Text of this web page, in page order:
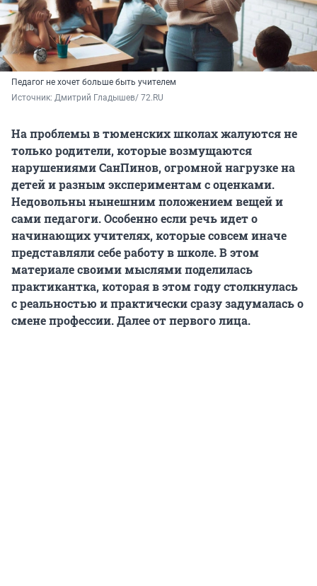
Педагог не хочет больше быть учителем
Источник: Дмитрий Гладышев/ 72.RU
На проблемы в тюменских школах жалуются не
только родители, которые возмущаются
нарушениями СанПинов, огромной нагрузке на
детей и разным экспериментам с оценками.
Недовольны нынешним положением вещей и
сами педагоги. Особенно если речь идет о
начинающих учителях, которые совсем иначе
представляли себе работу в школе. В этом
материале своими мыслями поделилась
практикантка, которая в этом году столкнулась
с реальностью и практически сразу задумалась о
смене профессии. Далее от первого лица.